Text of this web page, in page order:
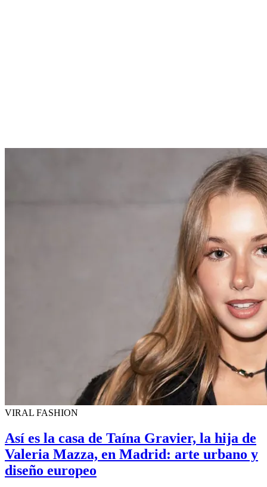
VIRAL FASHION
Así es la casa de Taína Gravier, la hija de
Valeria Mazza, en Madrid: arte urbano y
diseño europeo